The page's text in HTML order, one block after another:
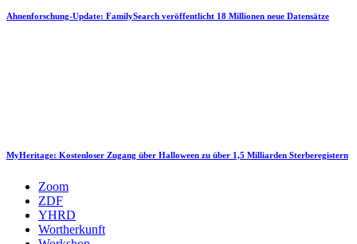
Ahnenforschung-Update: FamilySearch veröffentlicht 18 Millionen neue Datensätze
MyHeritage: Kostenloser Zugang über Halloween zu über 1,5 Milliarden Sterberegistern
Zoom
ZDF
YHRD
Wortherkunft